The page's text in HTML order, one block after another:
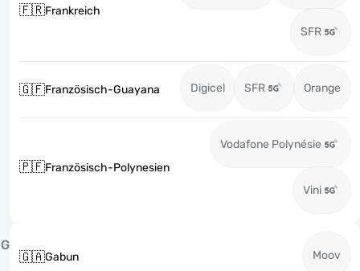
🇫🇷Frankreich
SFR
🇬🇫Französisch-Guayana Digicel SFR Orange
🇵🇫Französisch-Polynesien
Vodafone Polynésie
Vini
G
🇬🇦Gabun Moov